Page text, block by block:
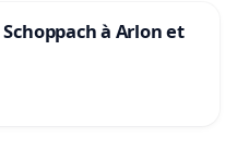
à Arlon et